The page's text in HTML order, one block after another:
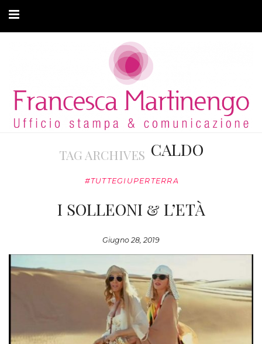
ARTICOLI
MODA ADATTIVA
CONTATTITAG ARCHIVES CALDO
#TUTTEGIUPERTERRA
I SOLLEONI & L’ETÀ
Giugno 28, 2019